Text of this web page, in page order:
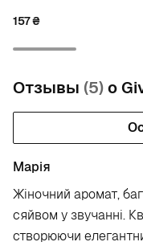
157₴
Отзывы (5)о
Марія
Жіночний аромат,
сяйвом у звучанні.
створюючи